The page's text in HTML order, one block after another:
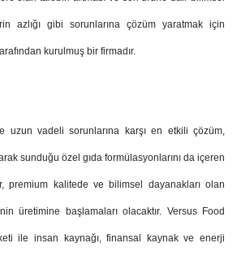
azlığı gibi sorunlarına çözüm yaratmak için
kurulmuş bir firmadır.
uzun vadeli sorunlarına karşı en etkili çözüm,
sunduğu özel gıda formülasyonlarını da içeren
premium kalitede ve bilimsel dayanakları olan
üretimine başlamaları olacaktır. Versus Food
ile insan kaynağı, finansal kaynak ve enerji